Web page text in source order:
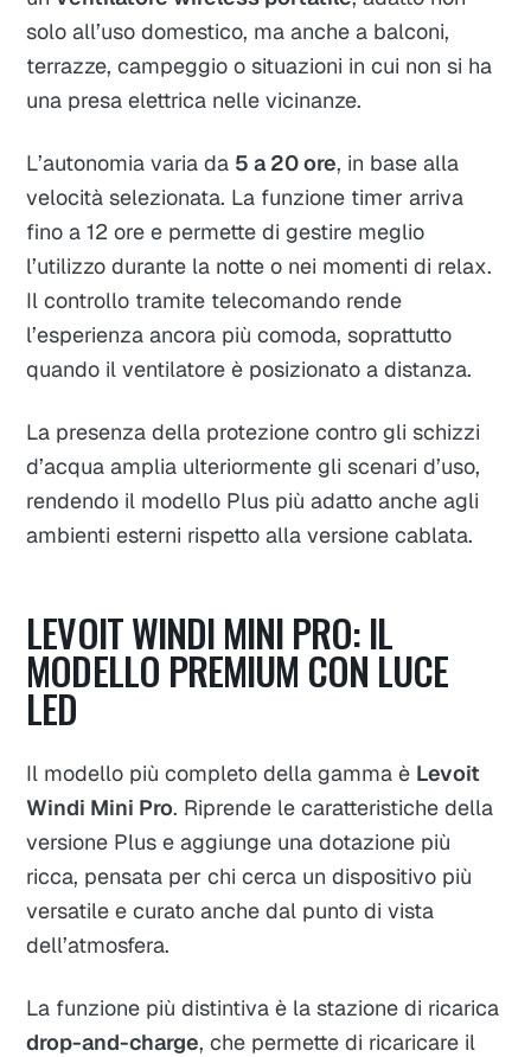
solo all’uso domestico, ma anche a balconi,
terrazze, campeggio o situazioni in cui non si ha
una presa elettrica nelle vicinanze.
L’autonomia varia da 5 a 20 ore, in base alla
velocità selezionata. La funzione timer arriva
fino a 12 ore e permette di gestire meglio
l’utilizzo durante la notte o nei momenti di relax.
Il controllo tramite telecomando rende
l’esperienza ancora più comoda, soprattutto
quando il ventilatore è posizionato a distanza.
La presenza della protezione contro gli schizzi
d’acqua amplia ulteriormente gli scenari d’uso,
rendendo il modello Plus più adatto anche agli
ambienti esterni rispetto alla versione cablata.
LEVOIT WINDI MINI PRO: IL
MODELLO PREMIUM CON LUCE
LED
Il modello più completo della gamma è Levoit
Windi Mini Pro. Riprende le caratteristiche della
versione Plus e aggiunge una dotazione più
ricca, pensata per chi cerca un dispositivo più
versatile e curato anche dal punto di vista
dell’atmosfera.
La funzione più distintiva è la stazione di ricarica
drop-and-charge, che permette di ricaricare il